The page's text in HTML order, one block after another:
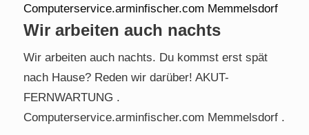
Wir arbeiten auch nachts
Wir arbeiten auch nachts. Du kommst erst spät
nach Hause? Reden wir darüber! AKUT-
FERNWARTUNG .
Computerservice.arminfischer.com Memmelsdorf .